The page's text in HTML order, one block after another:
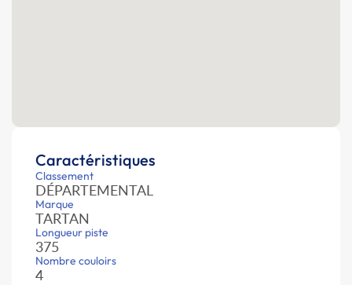
Caractéristiques
Classement
DÉPARTEMENTAL
Marque
TARTAN
Longueur piste
375
Nombre couloirs
4